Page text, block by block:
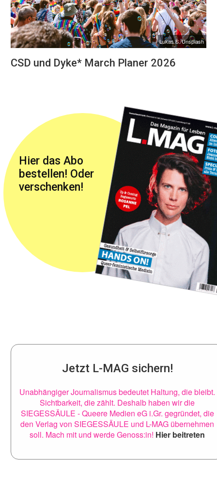
Lukas S./Unsplash
CSD und Dyke* March Planer 2026
Hier das Abo
bestellen! Oder
verschenken!
Jetzt L-MAG sichern!
Unabhängiger Journalismus bedeutet Haltung, die bleibt.
Sichtbarkeit, die zählt. Deshalb haben wir die
SIEGESSÄULE - Queere Medien eG i.Gr. gegründet, die
den Verlag von SIEGESSÄULE und L-MAG übernehmen
soll. Mach mit und werde Genoss:in! Hier beitreten